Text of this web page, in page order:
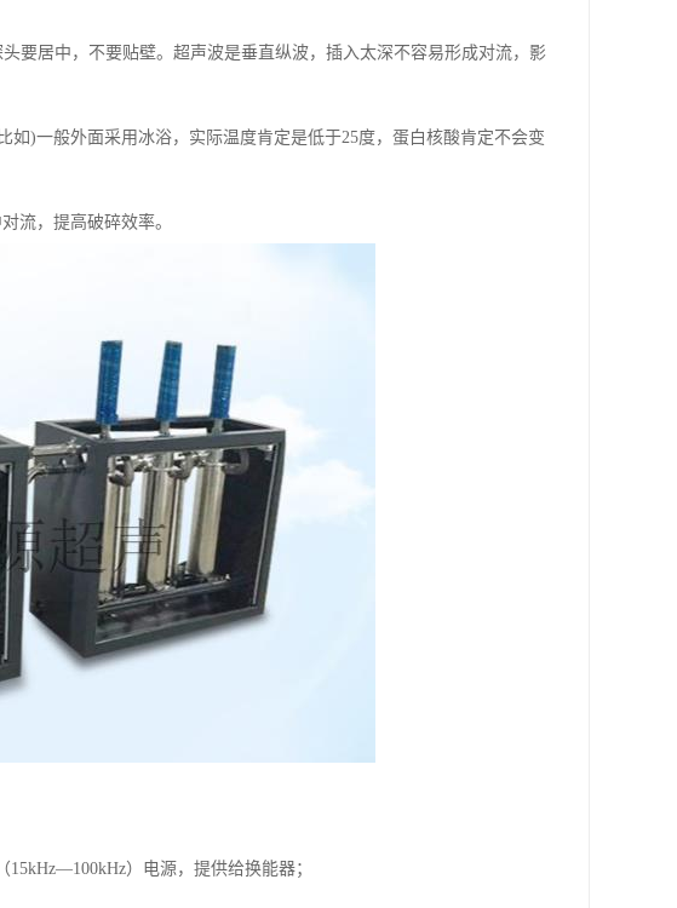
要居中，不要贴壁。超声波是垂直纵波，插入太深不容易形成对流，影
)一般外面采用冰浴，实际温度肯定是低于25度，蛋白核酸肯定不会变
流，提高破碎效率。
）电源，提供给换能器；